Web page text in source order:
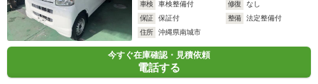
車検
車検整備付 修復
なし
保証
保証付 整備
法定整備付
住所
沖縄県南城市
今すぐ在庫確認・見積依頼
電話する